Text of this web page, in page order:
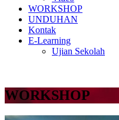
WORKSHOP
UNDUHAN
Kontak
E-Learning
Ujian Sekolah
WORKSHOP